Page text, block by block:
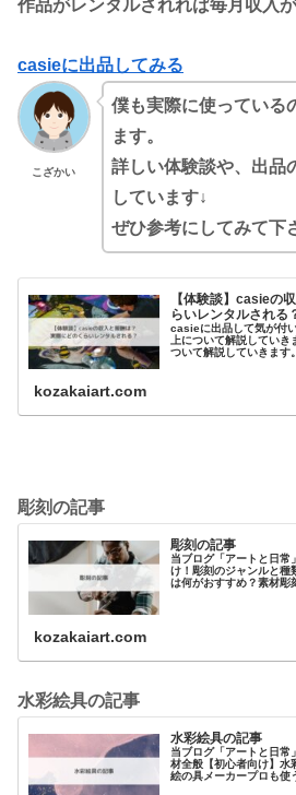
作品がレンタルされれば毎月収入が
casieに出品してみる
こざかい
僕も実際に使っている
ます。
詳しい体験談や、出品
しています↓
ぜひ参考にしてみて下
【体験談】casieの
らいレンタルされる
casieに出品して気が付
上について解説してい
ついて解説していきま
kozakaiart.com
彫刻の記事
彫刻の記事
当ブログ「アートと日常
け！彫刻のジャンルと種
は何がおすすめ？素材彫
kozakaiart.com
水彩絵具の記事
水彩絵具の記事
当ブログ「アートと日常
材全般【初心者向け】水
絵の具メーカープロも使